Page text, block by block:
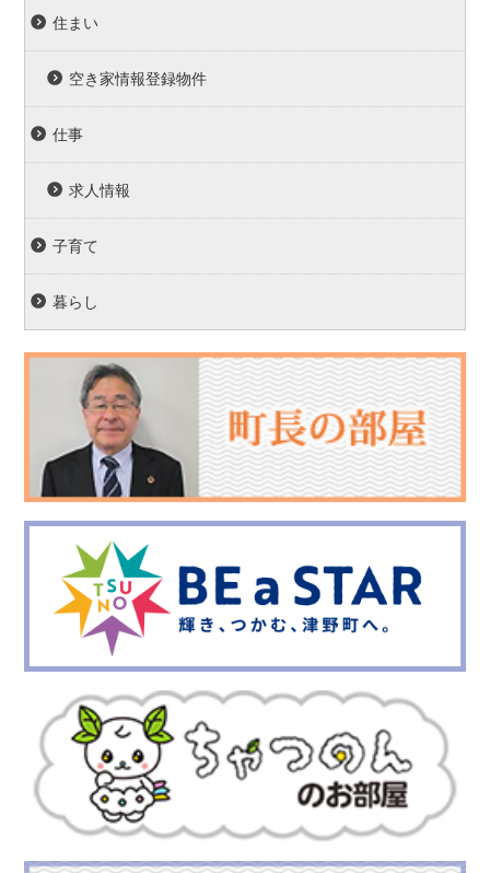
住まい
空き家情報登録物件
仕事
求人情報
子育て
暮らし